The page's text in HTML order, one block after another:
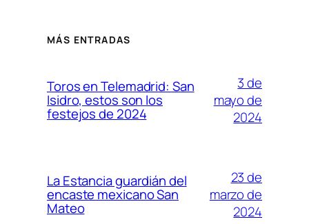
MÁS ENTRADAS
Toros en Telemadrid: San
Isidro, estos son los
festejos de 2024
3 de
mayo de
2024
La Estancia guardián del
encaste mexicano San
Mateo
23 de
marzo de
2024